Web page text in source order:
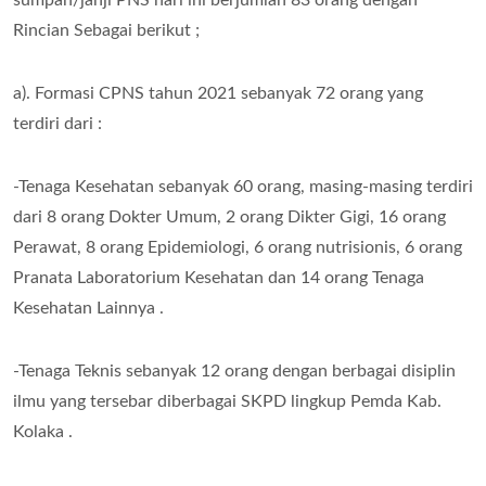
Rincian Sebagai berikut ;
a). Formasi CPNS tahun 2021 sebanyak 72 orang yang
terdiri dari :
-Tenaga Kesehatan sebanyak 60 orang, masing-masing terdiri
dari 8 orang Dokter Umum, 2 orang Dikter Gigi, 16 orang
Perawat, 8 orang Epidemiologi, 6 orang nutrisionis, 6 orang
Pranata Laboratorium Kesehatan dan 14 orang Tenaga
Kesehatan Lainnya .
-Tenaga Teknis sebanyak 12 orang dengan berbagai disiplin
ilmu yang tersebar diberbagai SKPD lingkup Pemda Kab.
Kolaka .